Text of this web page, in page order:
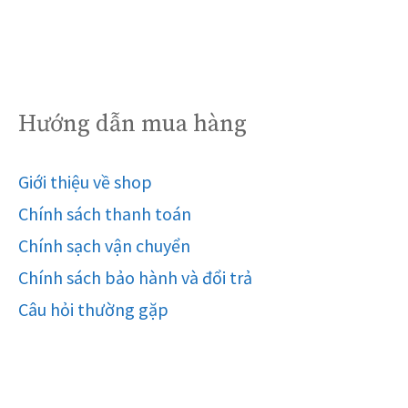
Hướng dẫn mua hàng
Giới thiệu về shop
Chính sách thanh toán
Chính sạch vận chuyển
Chính sách bảo hành và đổi trả
Câu hỏi thường gặp